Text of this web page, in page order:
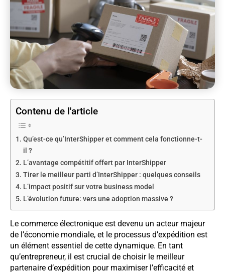
Contenu de l'article
Qu’est-ce qu’InterShipper et comment cela fonctionne-t-
il ?
L’avantage compétitif offert par InterShipper
Tirer le meilleur parti d’InterShipper : quelques conseils
L’impact positif sur votre business model
L’évolution future: vers une adoption massive ?
Le commerce électronique est devenu un acteur majeur
de l’économie mondiale, et le processus d’expédition est
un élément essentiel de cette dynamique. En tant
qu’entrepreneur, il est crucial de choisir le meilleur
partenaire d’expédition pour maximiser l’efficacité et